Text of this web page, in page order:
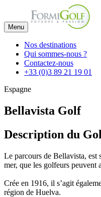
Menu
Nos destinations
Qui sommes-nous ?
Contactez-nous
+33 (0)3 89 21 19 01
Espagne
Bellavista Golf
Description du
Le parcours de Bellavista, est
mer, que les golfeurs peuvent
Crée en 1916, il s’agit
région de Huelva.